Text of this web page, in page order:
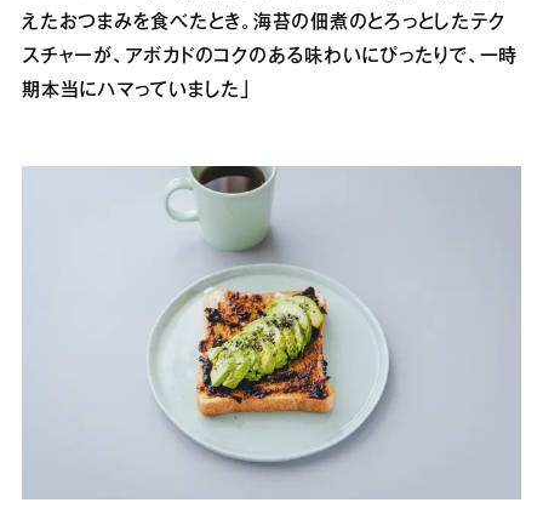
えたおつまみを食べたとき。海苔の佃煮のとろっとしたテク
スチャーが、アボカドのコクのある味わいにぴったりで、一時
期本当にハマっていました」